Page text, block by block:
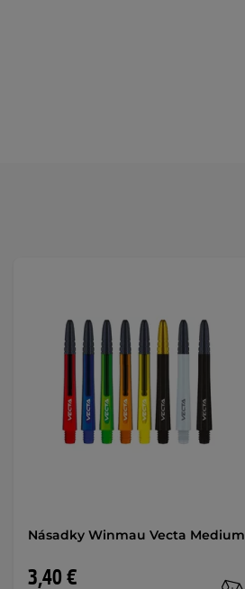
Násadky Winmau Vecta Medium
3,40 €